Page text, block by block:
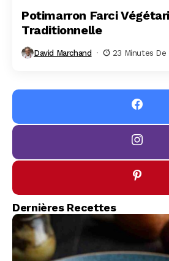
Potimarron Farci
Traditionnelle
David Marchand 23 Minutes De
Dernières Recettes